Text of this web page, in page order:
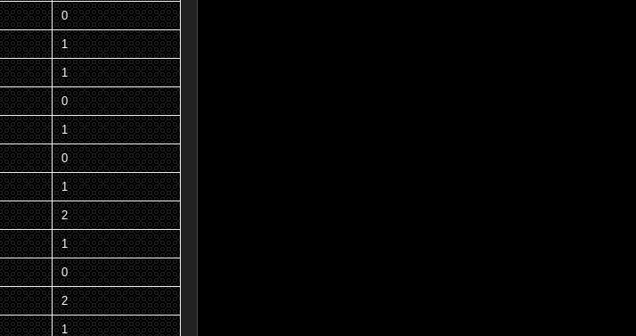
0
1
1
0
1
0
1
2
1
0
2
1